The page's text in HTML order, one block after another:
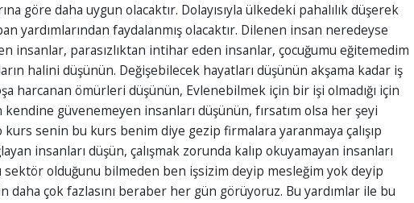
göre daha uygun olacaktır. Dolayısıyla ülkedeki pahalılık düşerek
yardımlarından faydalanmış olacaktır. Dilenen insan neredeyse
insanlar, parasızlıktan intihar eden insanlar, çocuğumu eğitemedim
halini düşünün. Değişebilecek hayatları düşünün akşama kadar iş
harcanan ömürleri düşünün, Evlenebilmek için bir işi olmadığı için
güvenemeyen insanları düşünün, fırsatım olsa her şeyi
senin bu kurs benim diye gezip firmalara yaranmaya çalışıp
insanları düşün, çalışmak zorunda kalıp okuyamayan insanları
sektör olduğunu bilmeden ben işsizim deyip mesleğim yok deyip
daha çok fazlasını beraber her gün görüyoruz. Bu yardımlar ile bu